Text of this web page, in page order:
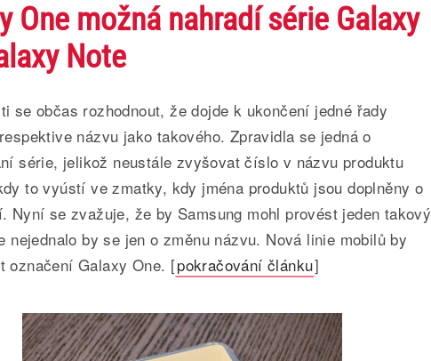
One možná nahradí série Galaxy
Note
se občas rozhodnout, že dojde k ukončení jedné řady
názvu jako takového. Zpravidla se jedná o
série, jelikož neustále zvyšovat číslo v názvu produktu
to vyústí ve zmatky, kdy jména produktů jsou doplněny o
Nyní se zvažuje, že by Samsung mohl provést jeden takový
nejednalo by se jen o změnu názvu. Nová linie mobilů by
označení Galaxy One. [pokračování článku]